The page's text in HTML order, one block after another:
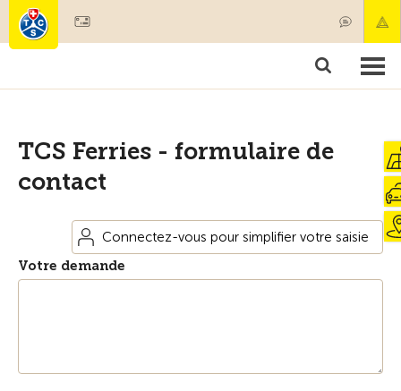
Membres & prestations
TCS Ferries - formulaire de
contact
Connectez-vous pour simplifier votre saisie
Votre demande